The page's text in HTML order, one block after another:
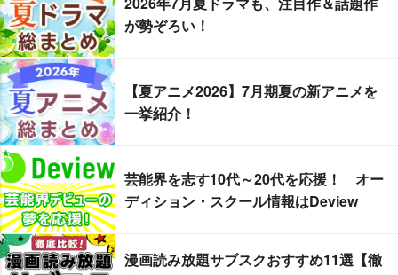
が勢ぞろい！
【夏アニメ2026】7月期夏の新アニメを
一挙紹介！
芸能界を志す10代～20代を応援！ オー
ディション・スクール情報はDeview
漫画読み放題サブスクおすすめ11選【徹